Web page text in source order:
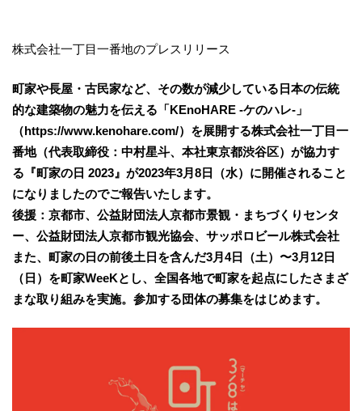
株式会社一丁目一番地のプレスリリース
町家や長屋・古民家など、その数が減少している日本の伝統
的な建築物の魅力を伝える「KEnoHARE -ケのハレ-」
（https://www.kenohare.com/）を展開する株式会社一丁目一
番地（代表取締役：中村星斗、本社東京都渋谷区）が協力す
る『町家の日 2023』が2023年3月8日（水）に開催されること
になりましたのでご報告いたします。
後援：京都市、公益財団法人京都市景観・まちづくりセンタ
ー、公益財団法人京都市観光協会、サッポロビール株式会社
また、町家の日の前後土日を含んだ3月4日（土）〜3月12日
（日）を町家WeeKとし、全国各地で町家を起点にしたさまざ
まな取り組みを実施。参加する団体の募集をはじめます。